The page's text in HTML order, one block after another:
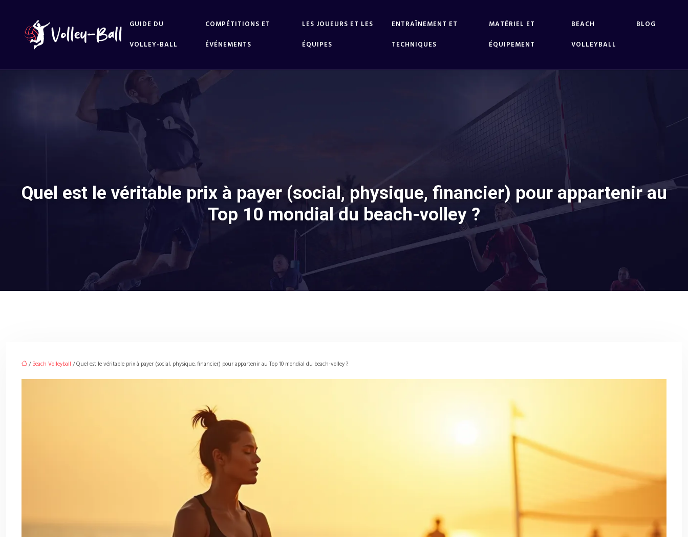
GUIDE DU
VOLLEY-BALL
COMPÉTITIONS ET
ÉVÉNEMENTS
LES JOUEURS ET LES
ÉQUIPES
ENTRAÎNEMENT ET
TECHNIQUES
MATÉRIEL ET
ÉQUIPEMENT
BEACH
VOLLEYBALL
BLOG
Quel est le véritable prix à payer (social, physique, financier) pour appartenir au
Top 10 mondial du beach-volley ?
/Beach Volleyball / Quel est le véritable prix à payer (social, physique, financier) pour appartenir au Top 10 mondial du beach-volley ?